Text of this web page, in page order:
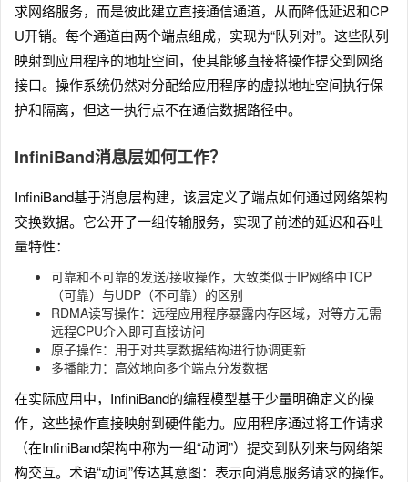
求网络服务，而是彼此建立直接通信通道，从而降低延迟和CP
U开销。每个通道由两个端点组成，实现为“队列对”。这些队列
映射到应用程序的地址空间，使其能够直接将操作提交到网络
接口。操作系统仍然对分配给应用程序的虚拟地址空间执行保
护和隔离，但这一执行点不在通信数据路径中。
InfiniBand消息层如何工作？
InfiniBand基于消息层构建，该层定义了端点如何通过网络架构
交换数据。它公开了一组传输服务，实现了前述的延迟和吞吐
量特性：
可靠和不可靠的发送/接收操作，大致类似于IP网络中TCP
（可靠）与UDP（不可靠）的区别
RDMA读写操作：远程应用程序暴露内存区域，对等方无需
远程CPU介入即可直接访问
原子操作：用于对共享数据结构进行协调更新
多播能力：高效地向多个端点分发数据
在实际应用中，InfiniBand的编程模型基于少量明确定义的操
作，这些操作直接映射到硬件能力。应用程序通过将工作请求
（在InfiniBand架构中称为一组“动词”）提交到队列来与网络架
构交互。术语“动词”传达其意图：表示向消息服务请求的操作。